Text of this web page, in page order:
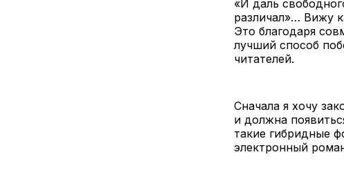
«И даль
различал»… Вижу
Это благодаря
лучший способ
читателей.
Сначала я хочу
и должна
такие гибридные
электронный